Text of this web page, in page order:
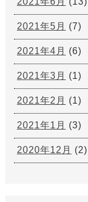
2021年5月 (7)
2021年4月 (6)
2021年3月 (1)
2021年2月 (1)
2021年1月 (3)
2020年12月 (2)